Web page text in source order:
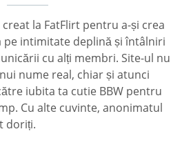
la FatFlirt pentru a-și crea
pe intimitate deplină și întâlniri
cu alți membri. Site-ul nu
nume real, chiar și atunci
iubita ta cutie BBW pentru
Cu alte cuvinte, anonimatul
doriți.